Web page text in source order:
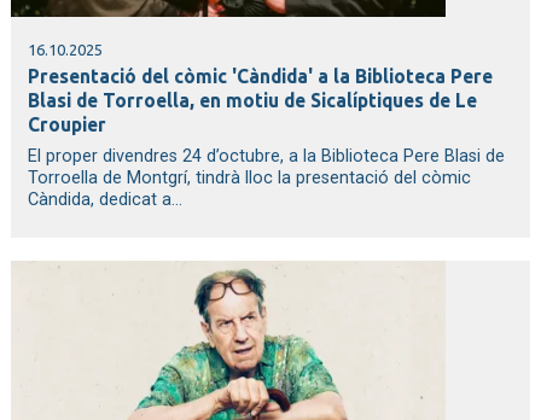
16.10.2025
Presentació del còmic 'Càndida' a la Biblioteca Pere
Blasi de Torroella, en motiu de Sicalíptiques de Le
Croupier
El proper divendres 24 d’octubre, a la Biblioteca Pere Blasi de
Torroella de Montgrí, tindrà lloc la presentació del còmic
Càndida, dedicat a...